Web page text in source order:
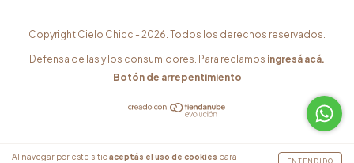
Al navegar por este sitioaceptás el uso de cookies para
ENTENDIDO
Copyright Cielo Chicc - 2026. Todos los derechos reservados.
Defensa de las y los consumidores. Para reclamos ingresá acá.
Botón de arrepentimiento